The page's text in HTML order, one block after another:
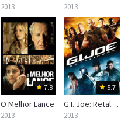
2013 2013
7.8
O Melhor Lance
2013
5.7
G.I. Joe: Retaliação
2013